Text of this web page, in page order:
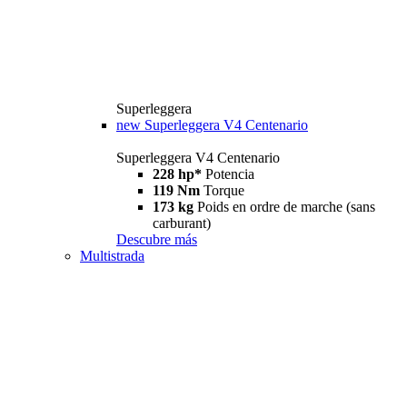
Superleggera
new Superleggera V4 Centenario
Superleggera V4 Centenario
228 hp* Potencia
119 Nm Torque
173 kg Poids en ordre de marche (sans
carburant)
Descubre más
Multistrada